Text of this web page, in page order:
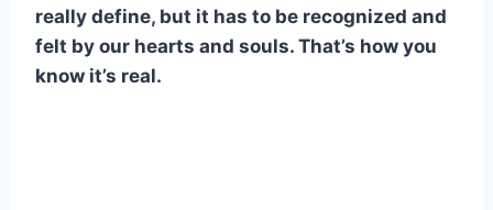
really define, but it has to be recognized and
felt by our hearts and souls. That’s how you
know it’s real.